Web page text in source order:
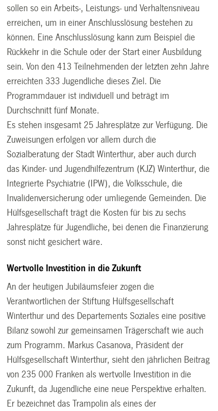
sollen so ein Arbeits-, Leistungs- und Verhaltensniveau
erreichen, um in einer Anschlusslösung bestehen zu
können. Eine Anschlusslösung kann zum Beispiel die
Rückkehr in die Schule oder der Start einer Ausbildung
sein. Von den 413 Teilnehmenden der letzten zehn Jahre
erreichten 333 Jugendliche dieses Ziel. Die
Programmdauer ist individuell und beträgt im
Durchschnitt fünf Monate.
Es stehen insgesamt 25 Jahresplätze zur Verfügung. Die
Zuweisungen erfolgen vor allem durch die
Sozialberatung der Stadt Winterthur, aber auch durch
das Kinder- und Jugendhilfezentrum (KJZ) Winterthur, die
Integrierte Psychiatrie (IPW), die Volksschule, die
Invalidenversicherung oder umliegende Gemeinden. Die
Hülfsgesellschaft trägt die Kosten für bis zu sechs
Jahresplätze für Jugendliche, bei denen die Finanzierung
sonst nicht gesichert wäre.
Wertvolle Investition in die Zukunft
An der heutigen Jubiläumsfeier zogen die
Verantwortlichen der Stiftung Hülfsgesellschaft
Winterthur und des Departements Soziales eine positive
Bilanz sowohl zur gemeinsamen Trägerschaft wie auch
zum Programm. Markus Casanova, Präsident der
Hülfsgesellschaft Winterthur, sieht den jährlichen Beitrag
von 235 000 Franken als wertvolle Investition in die
Zukunft, da Jugendliche eine neue Perspektive erhalten.
Er bezeichnet das Trampolin als eines der